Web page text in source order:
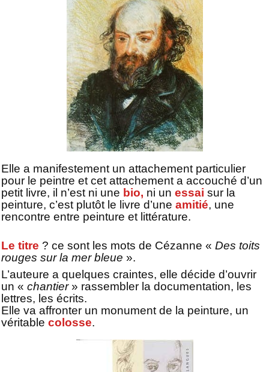
Elle a manifestement un attachement particulier
pour le peintre et cet attachement a accouché d’un
petit livre, il n’est ni une bio, ni un essai sur la
peinture, c’est plutôt le livre d’une amitié, une
rencontre entre peinture et littérature.
Le titre ? ce sont les mots de Cézanne « Des toits
rouges sur la mer bleue ».
L’auteure a quelques craintes, elle décide d’ouvrir
un « chantier» rassembler la documentation, les
lettres, les écrits.
Elle va affronter un monument de la peinture, un
véritable colosse.